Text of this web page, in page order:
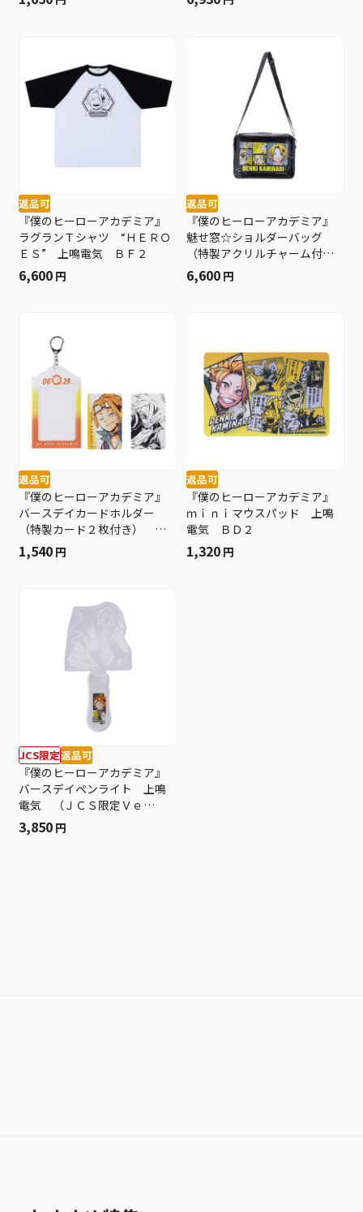
返品可
『僕のヒーローアカデミア』
ラグランＴシャツ “ＨＥＲＯ
ＥＳ” 上鳴電気 ＢＦ２
6,600 円
返品可
『僕のヒーローアカデミア』
魅せ窓☆ショルダーバッグ
（特製アクリルチャーム付
き） 上鳴電気 ＢＦ２
6,600 円
返品可
『僕のヒーローアカデミア』
バースデイカードホルダー
（特製カード２枚付き） 上
鳴電気 ＢＦ２
1,540 円
返品可
『僕のヒーローアカデミア』
ｍｉｎｉマウスパッド 上鳴
電気 ＢＤ２
1,320 円
JCS限定返品可
『僕のヒーローアカデミア』
バースデイペンライト 上鳴
電気 （ＪＣＳ限定Ｖｅ
ｒ．） ＢＤ２
3,850 円